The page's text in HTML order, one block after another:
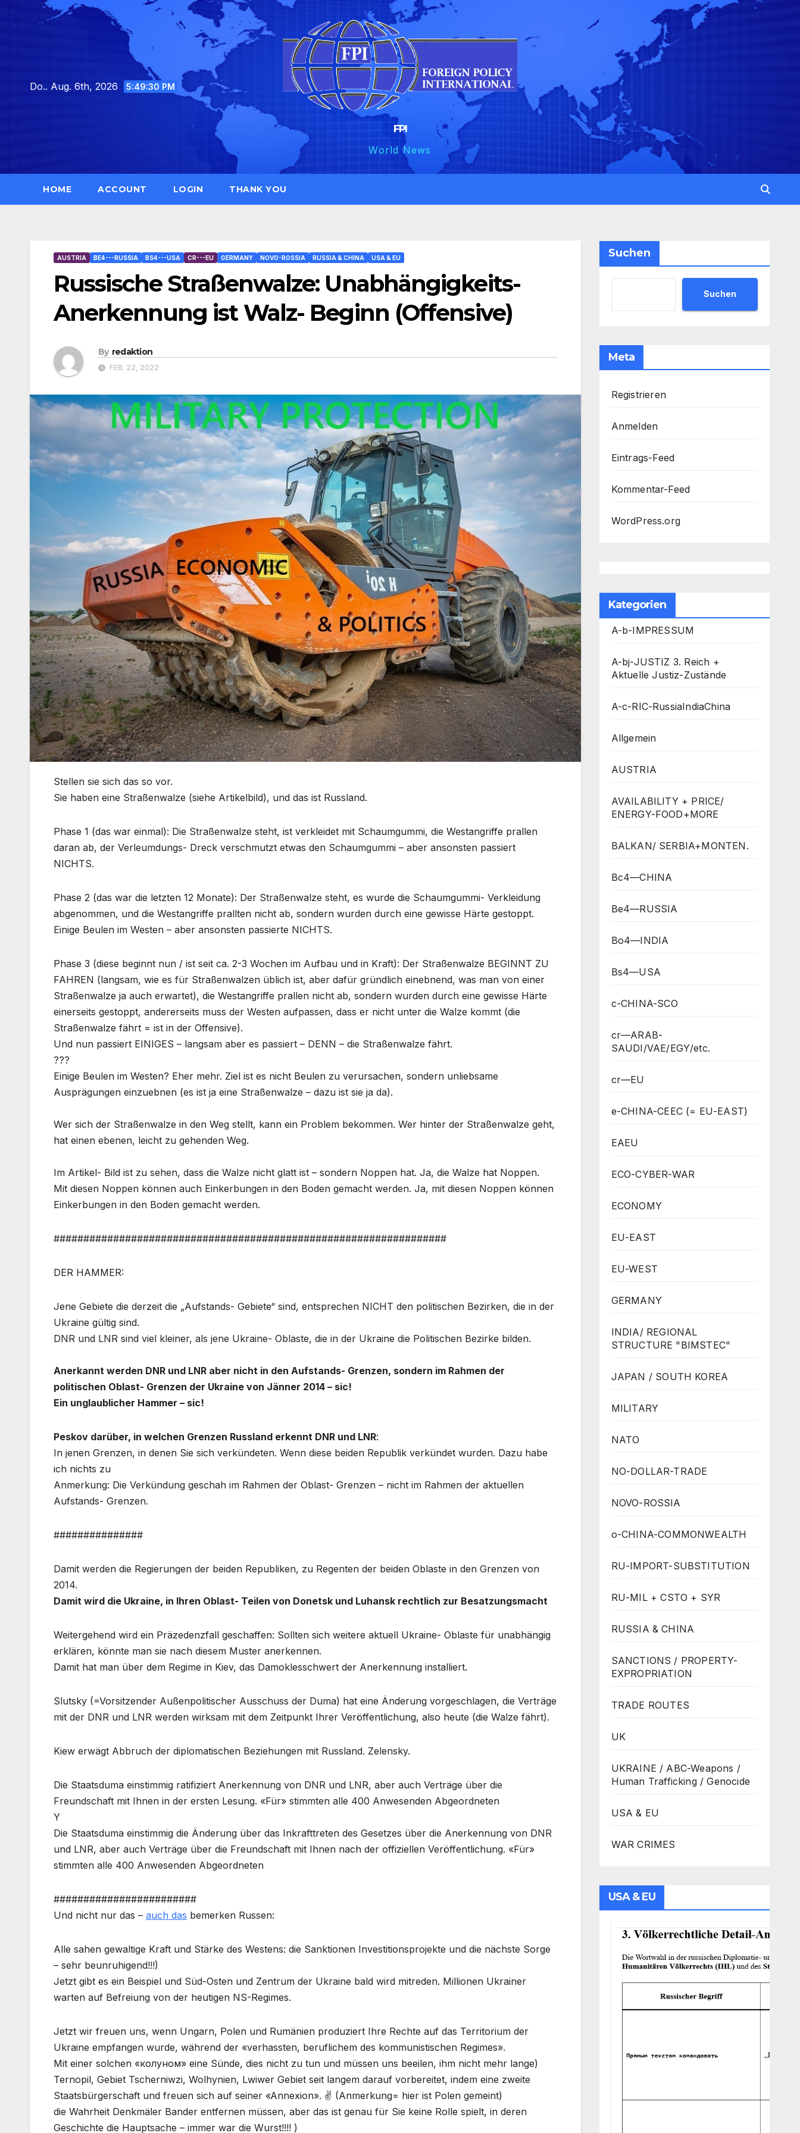
Do.. Aug. 6th, 2026 5:49:31 PM
FPI
World News
HOME ACCOUNT LOGIN THANK YOU
AUSTRIA BE4---RUSSIA BS4---USA CR---EU GERMANY NOVO-ROSSIA RUSSIA & CHINA USA & EU
Russische Straßenwalze: Unabhängigkeits-
Anerkennung ist Walz- Beginn (Offensive)
By redaktion
FEB. 22, 2022
Stellen sie sich das so vor.
Sie haben eine Straßenwalze (siehe Artikelbild), und das ist Russland.
Phase 1 (das war einmal): Die Straßenwalze steht, ist verkleidet mit Schaumgummi, die Westangriffe prallen
daran ab, der Verleumdungs- Dreck verschmutzt etwas den Schaumgummi – aber ansonsten passiert
NICHTS.
Phase 2 (das war die letzten 12 Monate): Der Straßenwalze steht, es wurde die Schaumgummi- Verkleidung
abgenommen, und die Westangriffe prallten nicht ab, sondern wurden durch eine gewisse Härte gestoppt.
Einige Beulen im Westen – aber ansonsten passierte NICHTS.
Phase 3 (diese beginnt nun / ist seit ca. 2-3 Wochen im Aufbau und in Kraft): Der Straßenwalze BEGINNT ZU
FAHREN (langsam, wie es für Straßenwalzen üblich ist, aber dafür gründlich einebnend, was man von einer
Straßenwalze ja auch erwartet), die Westangriffe prallen nicht ab, sondern wurden durch eine gewisse Härte
einerseits gestoppt, andererseits muss der Westen aufpassen, dass er nicht unter die Walze kommt (die
Straßenwalze fährt = ist in der Offensive).
Und nun passiert EINIGES – langsam aber es passiert – DENN – die Straßenwalze fährt.
???
Einige Beulen im Westen? Eher mehr. Ziel ist es nicht Beulen zu verursachen, sondern unliebsame
Ausprägungen einzuebnen (es ist ja eine Straßenwalze – dazu ist sie ja da).
Wer sich der Straßenwalze in den Weg stellt, kann ein Problem bekommen. Wer hinter der Straßenwalze geht,
hat einen ebenen, leicht zu gehenden Weg.
Im Artikel- Bild ist zu sehen, dass die Walze nicht glatt ist – sondern Noppen hat. Ja, die Walze hat Noppen.
Mit diesen Noppen können auch Einkerbungen in den Boden gemacht werden. Ja, mit diesen Noppen können
Einkerbungen in den Boden gemacht werden.
##################################################################
DER HAMMER:
Jene Gebiete die derzeit die „Aufstands- Gebiete“ sind, entsprechen NICHT den politischen Bezirken, die in der
Ukraine gültig sind.
DNR und LNR sind viel kleiner, als jene Ukraine- Oblaste, die in der Ukraine die Politischen Bezirke bilden.
Anerkannt werden DNR und LNR aber nicht in den Aufstands- Grenzen, sondern im Rahmen der
politischen Oblast- Grenzen der Ukraine von Jänner 2014 – sic!
Ein unglaublicher Hammer – sic!
Peskov darüber, in welchen Grenzen Russland erkennt DNR und LNR:
In jenen Grenzen, in denen Sie sich verkündeten. Wenn diese beiden Republik verkündet wurden. Dazu habe
ich nichts zu
Anmerkung: Die Verkündung geschah im Rahmen der Oblast- Grenzen – nicht im Rahmen der aktuellen
Aufstands- Grenzen.
###############
Damit werden die Regierungen der beiden Republiken, zu Regenten der beiden Oblaste in den Grenzen von
2014.
Damit wird die Ukraine, in Ihren Oblast- Teilen von Donetsk und Luhansk rechtlich zur Besatzungsmacht
Weitergehend wird ein Präzedenzfall geschaffen: Sollten sich weitere aktuell Ukraine- Oblaste für unabhängig
erklären, könnte man sie nach diesem Muster anerkennen.
Damit hat man über dem Regime in Kiev, das Damoklesschwert der Anerkennung installiert.
Slutsky (=Vorsitzender Außenpolitischer Ausschuss der Duma) hat eine Änderung vorgeschlagen, die Verträge
mit der DNR und LNR werden wirksam mit dem Zeitpunkt Ihrer Veröffentlichung, also heute (die Walze fährt).
Kiew erwägt Abbruch der diplomatischen Beziehungen mit Russland. Zelensky.
Die Staatsduma einstimmig ratifiziert Anerkennung von DNR und LNR, aber auch Verträge über die
Freundschaft mit Ihnen in der ersten Lesung. «Für» stimmten alle 400 Anwesenden Abgeordneten
Y
Die Staatsduma einstimmig die Änderung über das Inkrafttreten des Gesetzes über die Anerkennung von DNR
und LNR, aber auch Verträge über die Freundschaft mit Ihnen nach der offiziellen Veröffentlichung. «Für»
stimmten alle 400 Anwesenden Abgeordneten
########################
Und nicht nur das – auch das bemerken Russen:
Alle sahen gewaltige Kraft und Stärke des Westens: die Sanktionen Investitionsprojekte und die nächste Sorge
– sehr beunruhigend!!!)
Jetzt gibt es ein Beispiel und Süd-Osten und Zentrum der Ukraine bald wird mitreden. Millionen Ukrainer
warten auf Befreiung von der heutigen NS-Regimes.
Jetzt wir freuen uns, wenn Ungarn, Polen und Rumänien produziert Ihre Rechte auf das Territorium der
Ukraine empfangen wurde, während der «verhassten, beruflichem des kommunistischen Regimes».
Mit einer solchen «колуном» eine Sünde, dies nicht zu tun und müssen uns beeilen, ihm nicht mehr lange)
Ternopil, Gebiet Tscherniwzi, Wolhynien, Lwiwer Gebiet seit langem darauf vorbereitet, indem eine zweite
Staatsbürgerschaft und freuen sich auf seiner «Annexion». ✌️ (Anmerkung= hier ist Polen gemeint)
die Wahrheit Denkmäler Bander entfernen müssen, aber das ist genau für Sie keine Rolle spielt, in deren
Geschichte die Hauptsache – immer war die Wurst!!!! )
Suchen
Suchen
Meta
Registrieren
Anmelden
Eintrags-Feed
Kommentar-Feed
WordPress.org
Kategorien
A-b-IMPRESSUM
A-bj-JUSTIZ 3. Reich +
Aktuelle Justiz-Zustände
A-c-RIC-RussiaIndiaChina
Allgemein
AUSTRIA
AVAILABILITY + PRICE/
ENERGY-FOOD+MORE
BALKAN/ SERBIA+MONTEN.
Bc4—CHINA
Be4—RUSSIA
Bo4—INDIA
Bs4—USA
c-CHINA-SCO
cr—ARAB-
SAUDI/VAE/EGY/etc.
cr—EU
e-CHINA-CEEC (= EU-EAST)
EAEU
ECO-CYBER-WAR
ECONOMY
EU-EAST
EU-WEST
GERMANY
INDIA/ REGIONAL
STRUCTURE "BIMSTEC"
JAPAN / SOUTH KOREA
MILITARY
NATO
NO-DOLLAR-TRADE
NOVO-ROSSIA
o-CHINA-COMMONWEALTH
RU-IMPORT-SUBSTITUTION
RU-MIL + CSTO + SYR
RUSSIA & CHINA
SANCTIONS / PROPERTY-
EXPROPRIATION
TRADE ROUTES
UK
UKRAINE / ABC-Weapons /
Human Trafficking / Genocide
USA & EU
WAR CRIMES
USA & EU